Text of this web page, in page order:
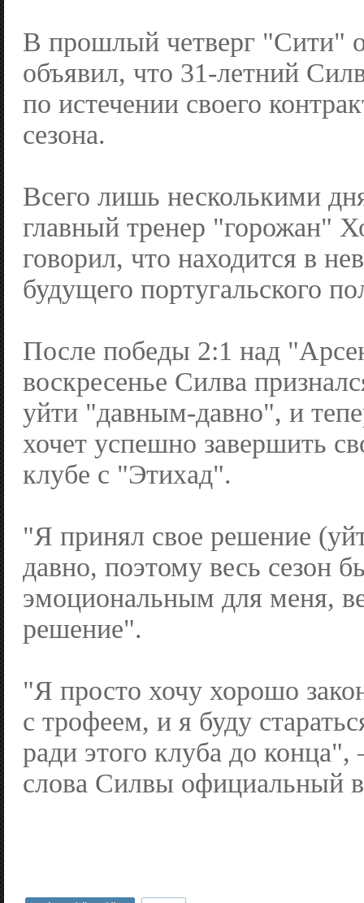
В прошлый четверг "Сити"
объявил, что 31-летний
по истечении своего
сезона.
Всего лишь несколькими
главный тренер "горожан"
говорил, что находится в
будущего португальского
После победы 2:1 над
воскресенье Силва
уйти "давным-давно", и
хочет успешно завершить
клубе с "Этихад".
"Я принял свое решение
давно, поэтому весь сезон
эмоциональным для меня,
решение".
"Я просто хочу хорошо
с трофеем, и я буду
ради этого клуба до
слова Силвы официальный